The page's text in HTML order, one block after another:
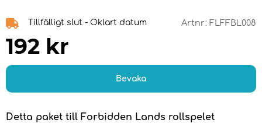
Tillfälligt slut - Oklart datum Artnr: FLFFBL008
192 kr
Bevaka
Detta paket till Forbidden Lands rollspelet